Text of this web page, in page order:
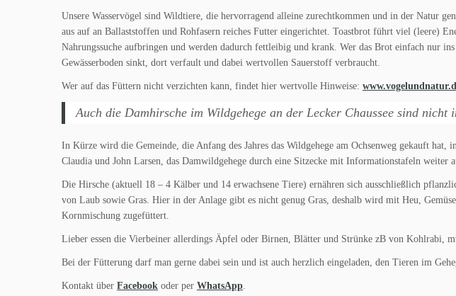
Unsere Wasservögel sind Wildtiere, die hervorragend alleine zurechtkommen und in der Natur
aus auf an Ballaststoffen und Rohfasern reiches Futter eingerichtet. Toastbrot führt viel (leere)
Nahrungssuche aufbringen und werden dadurch fettleibig und krank. Wer das Brot einfach nur
Gewässerboden sinkt, dort verfault und dabei wertvollen Sauerstoff verbraucht.
Wer auf das Füttern nicht verzichten kann, findet hier wertvolle Hinweise:
Auch die Damhirsche im Wildgehege an der Lecker Chaussee sind nicht
In Kürze wird die Gemeinde, die Anfang des Jahres das Wildgehege am Ochsenweg gekauft
Claudia und John Larsen, das Damwildgehege durch eine Sitzecke mit Informationstafeln weiter
Die Hirsche (aktuell 18 – 4 Kälber und 14 erwachsene Tiere) ernähren sich ausschließlich
von Laub sowie Gras. Hier in der Anlage gibt es nicht genug Gras, deshalb wird mit Heu,
Kornmischung zugefüttert.
Lieber essen die Vierbeiner allerdings Äpfel oder Birnen, Blätter und Strünke zB von Kohlrabi,
Bei der Fütterung darf man gerne dabei sein und ist auch herzlich eingeladen, den Tieren im
Kontakt über Facebook oder per WhatsApp.